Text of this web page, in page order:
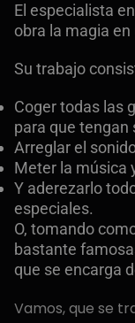
El especialista
obra la magia
Su trabajo
Coger todas las
para que tengan
Arreglar el
Meter la música
Y aderezarlo
especiales.
O, tomando
bastante
que se encarga
Vamos, que se